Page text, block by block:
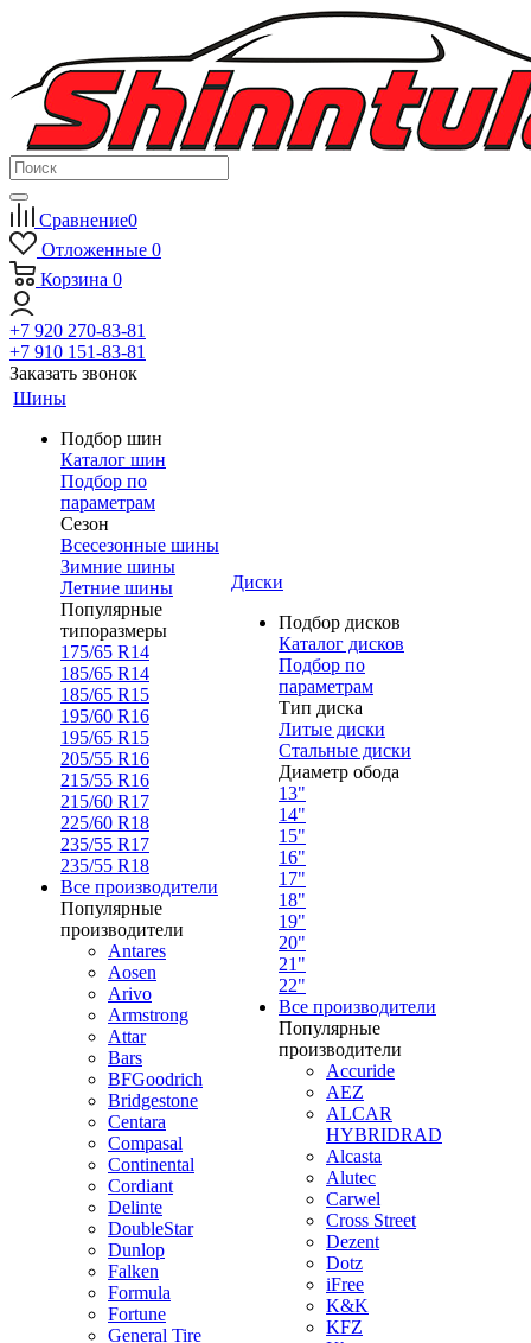
Сравнение0
Отложенные 0
Корзина 0
+7 920 270-83-81
+7 910 151-83-81
Заказать звонок
Шины
Подбор шин
Каталог шин
Подбор по
параметрам
Сезон
Всесезонные шины
Зимние шины
Летние шины
Популярные
типоразмеры
175/65 R14
185/65 R14
185/65 R15
195/60 R16
195/65 R15
205/55 R16
215/55 R16
215/60 R17
225/60 R18
235/55 R17
235/55 R18
Все производители
Популярные
производители
Antares
Aosen
Arivo
Armstrong
Attar
Bars
BFGoodrich
Bridgestone
Centara
Compasal
Continental
Cordiant
Delinte
DoubleStar
Dunlop
Falken
Formula
Fortune
General Tire
Диски
Подбор дисков
Каталог дисков
Подбор по
параметрам
Тип диска
Литые диски
Стальные диски
Диаметр обода
13"
14"
15"
16"
17"
18"
19"
20"
21"
22"
Все производители
Популярные
производители
Accuride
AEZ
ALCAR
HYBRIDRAD
Alcasta
Alutec
Carwel
Cross Street
Dezent
Dotz
iFree
K&K
KFZ